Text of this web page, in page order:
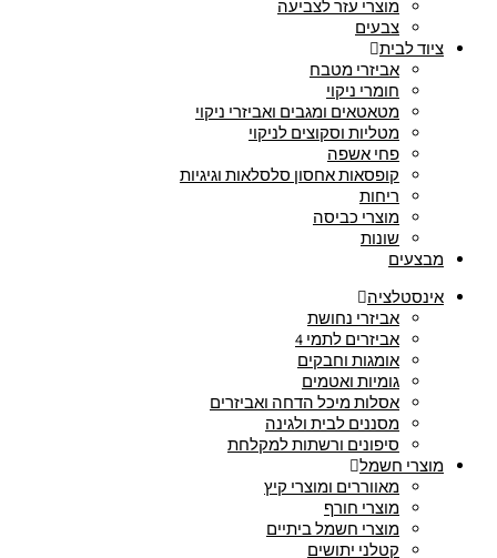
מוצרי עזר לצביעה
צבעים
ציוד לבית
אביזרי מטבח
חומרי ניקוי
מטאטאים ומגבים ואביזרי ניקוי
מטליות וסקוצים לניקוי
פחי אשפה
קופסאות אחסון סלסלאות וגיגיות
ריחות
מוצרי כביסה
שונות
מבצעים
אינסטלציה
אביזרי נחושת
אביזרים לתמי 4
אומגות וחבקים
גומיות ואטמים
אסלות מיכל הדחה ואביזרים
מסננים לבית ולגינה
סיפונים ורשתות למקלחת
מוצרי חשמל
מאווררים ומוצרי קיץ
מוצרי חורף
מוצרי חשמל ביתיים
קטלני יתושים